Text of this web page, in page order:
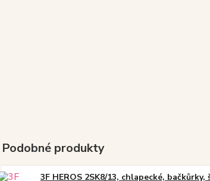
Podobné produkty
3F HEROS 2SK8/13, chlapecké, bačkůrky,